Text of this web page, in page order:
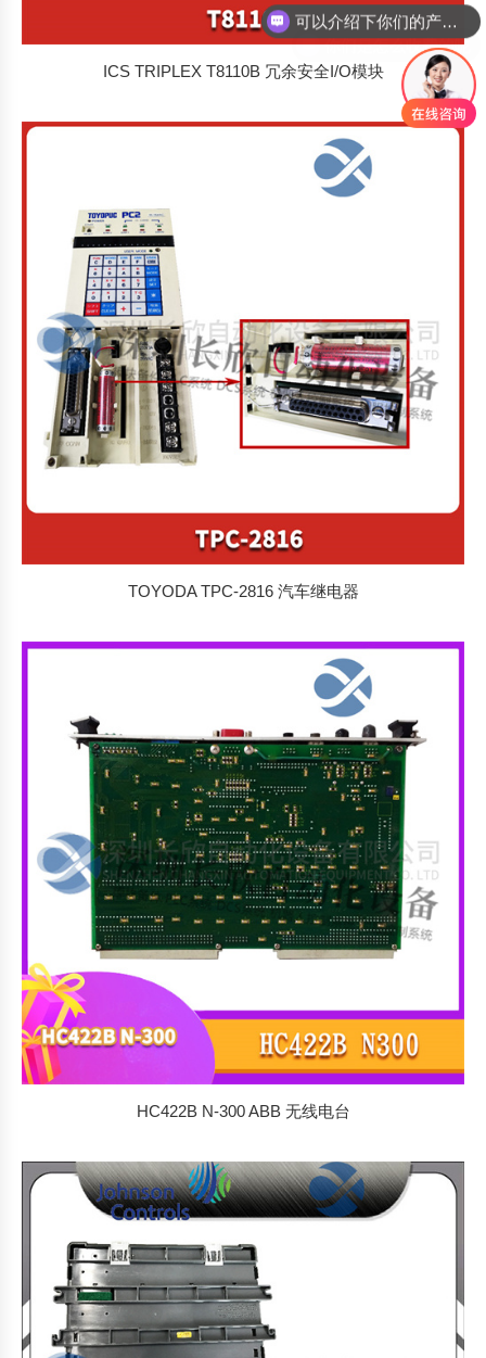
ICS TRIPLEX T8110B 冗余安全I/O模块
TOYODA TPC-2816 汽车继电器
HC422B N-300 ABB 无线电台
你们是怎么收费的呢